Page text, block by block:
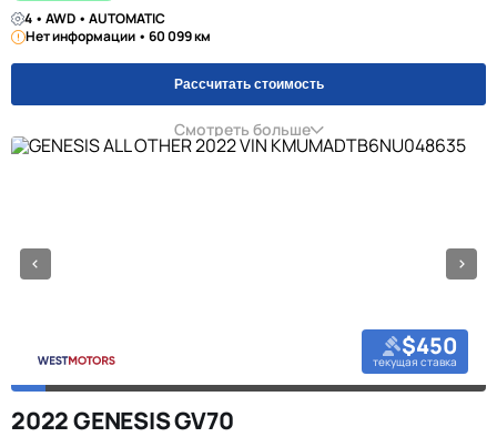
4 • AWD • AUTOMATIC
Нет информации • 60 099 км
Рассчитать стоимость
Смотреть больше
$450
текущая ставка
2022 GENESIS GV70